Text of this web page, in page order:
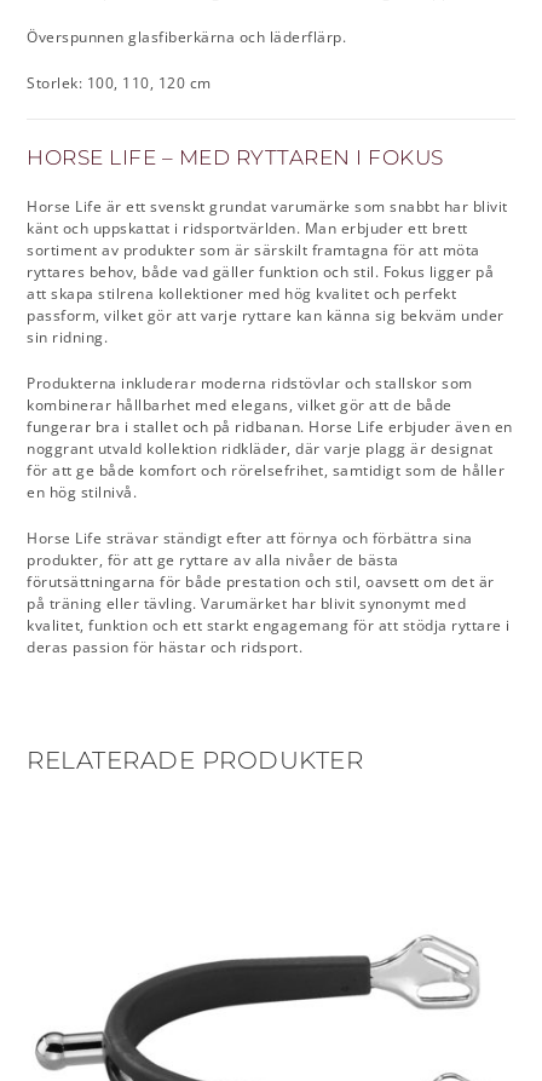
Överspunnen glasfiberkärna och läderflärp.
Storlek: 100, 110, 120 cm
HORSE LIFE – MED RYTTAREN I FOKUS
Horse Life är ett svenskt grundat varumärke som snabbt har blivit
känt och uppskattat i ridsportvärlden. Man erbjuder ett brett
sortiment av produkter som är särskilt framtagna för att möta
ryttares behov, både vad gäller funktion och stil. Fokus ligger på
att skapa stilrena kollektioner med hög kvalitet och perfekt
passform, vilket gör att varje ryttare kan känna sig bekväm under
sin ridning.
Produkterna inkluderar moderna ridstövlar och stallskor som
kombinerar hållbarhet med elegans, vilket gör att de både
fungerar bra i stallet och på ridbanan. Horse Life erbjuder även en
noggrant utvald kollektion ridkläder, där varje plagg är designat
för att ge både komfort och rörelsefrihet, samtidigt som de håller
en hög stilnivå.
Horse Life strävar ständigt efter att förnya och förbättra sina
produkter, för att ge ryttare av alla nivåer de bästa
förutsättningarna för både prestation och stil, oavsett om det är
på träning eller tävling. Varumärket har blivit synonymt med
kvalitet, funktion och ett starkt engagemang för att stödja ryttare i
deras passion för hästar och ridsport.
RELATERADE PRODUKTER